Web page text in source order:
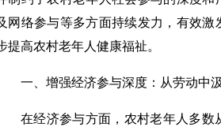
网络参与等多方面持续发力，有效
提高农村老年人健康福祉。
一、增强经济参与深度：从劳动中
在经济参与方面，农村老年人多